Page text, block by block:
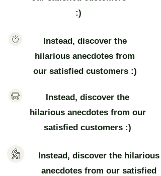
:)
Instead, discover the
hilarious anecdotes from
our satisfied customers :)
Instead, discover the
hilarious anecdotes from our
satisfied customers :)
Instead, discover the hilarious
anecdotes from our satisfied